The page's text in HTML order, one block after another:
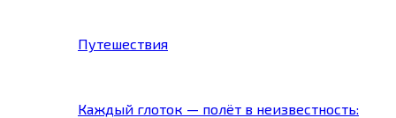
Путешествия
Каждый глоток — полёт в неизвестность: